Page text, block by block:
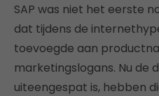
SAP was niet het eerste
dat tijdens de
toevoegde aan
marketingslogans. Nu de
uiteengespat is, hebben